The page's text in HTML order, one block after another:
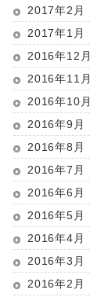
2017年2月
2017年1月
2016年12月
2016年11月
2016年10月
2016年9月
2016年8月
2016年7月
2016年6月
2016年5月
2016年4月
2016年3月
2016年2月